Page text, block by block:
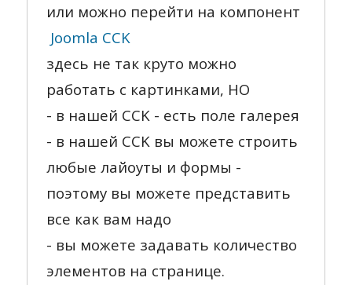
или можно перейти на компонент
Joomla CCK
здесь не так круто можно
работать с картинками, НО
- в нашей CCK - есть поле галерея
- в нашей CCK вы можете строить
любые лайоуты и формы -
поэтому вы можете представить
все как вам надо
- вы можете задавать количество
элементов на странице.